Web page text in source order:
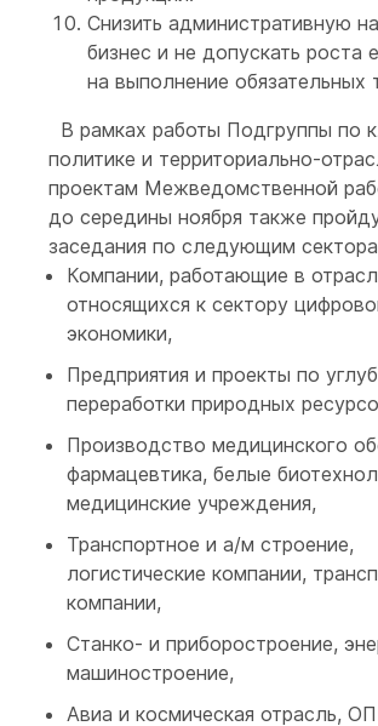
Снизить административную
бизнес и не допускать роста
на выполнение обязательных
В рамках работы Подгруппы по
политике и территориально-
проектам Межведомственной
до середины ноября также
заседания по следующим
Компании, работающие в
относящихся к сектору
экономики,
Предприятия и проекты по
переработки природных
Производство медицинского
фармацевтика, белые
медицинские учреждения,
Транспортное и а/м строение,
логистические компании,
компании,
Станко- и приборостроение,
машиностроение,
Авиа и космическая отрасль,